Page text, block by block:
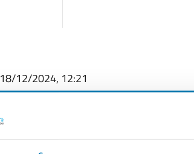
18/12/2024, 12:21